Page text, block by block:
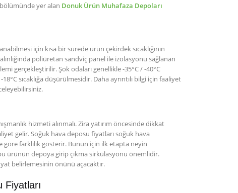
bölümünde yer alan Donuk Ürün Muhafaza Depoları
için kısa bir sürede ürün çekirdek sıcaklığının
poliüretan sandviç panel ile izolasyonu sağlanan
gerçekleştirilir. Şok odaları genellikle -35°C / -40°C
sıcaklığa düşürülmesidir. Daha ayrıntılı bilgi için faaliyet
hizmeti alınmalı. Zira yatırım öncesinde dikkat
gelir. Soğuk hava deposu fiyatları soğuk hava
farklılık gösterir. Bunun için ilk etapta neyin
ürünün depoya girip çıkma sirkülasyonu önemlidir.
belirlemesinin önünü açacaktır.